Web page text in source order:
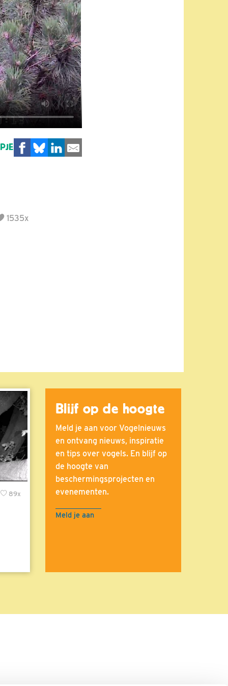
1535x
89x
Blijf op de hoogte
Meld je aan voor Vogelnieuws
en ontvang nieuws, inspiratie
en tips over vogels. En blijf op
de hoogte van
beschermingsprojecten en
evenementen.
Meld je aan